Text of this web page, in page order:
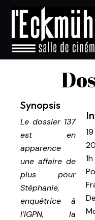
Synopsis
Le dossier 137
est en
apparence
une affaire de
plus pour
Stéphanie,
enquêtrice à
l’IGPN, la
De